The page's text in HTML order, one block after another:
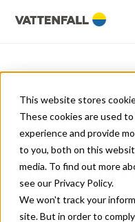
This website stores
These cookies are used
experience and provide
to you, both on this
media. To find out more
see our Privacy Policy.
We won't track your
site. But in order to
Artiklar
Webbinarium
Om oss
arbete med
ramavtal
kraftnät
Nytt avtal mellan